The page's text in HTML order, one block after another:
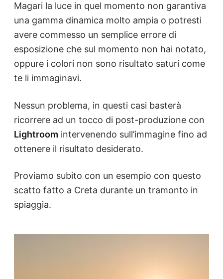
Magari la luce in quel momento non garantiva
una gamma dinamica molto ampia o potresti
avere commesso un semplice errore di
esposizione che sul momento non hai notato,
oppure i colori non sono risultato saturi come
te li immaginavi.
Nessun problema, in questi casi basterà
ricorrere ad un tocco di post-produzione con
Lightroom intervenendo sull’immagine fino ad
ottenere il risultato desiderato.
Proviamo subito con un esempio con questo
scatto fatto a Creta durante un tramonto in
spiaggia.